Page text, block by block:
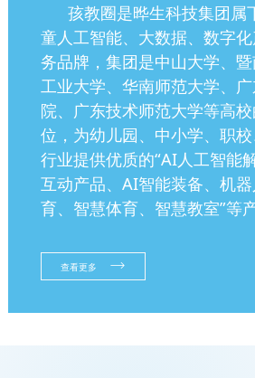
孩教圈是晔生科技集团属
童人工智能、大数据、数字
务品牌，集团是中山大学、
工业大学、华南师范大学、
院、广东技术师范大学等高
位，为幼儿园、中小学、职
行业提供优质的“AI人工智能
互动产品、AI智能装备、机
育、智慧体育、智慧教室”等
查看更多